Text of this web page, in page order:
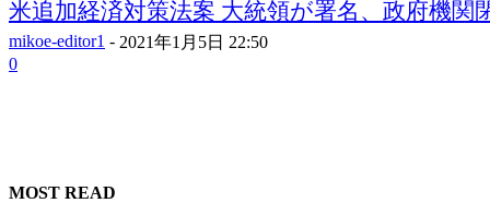
米追加経済対策法案 大統領が署名、政府機関
mikoe-editor1 - 2021年1月5日 22:50
0
MOST READ